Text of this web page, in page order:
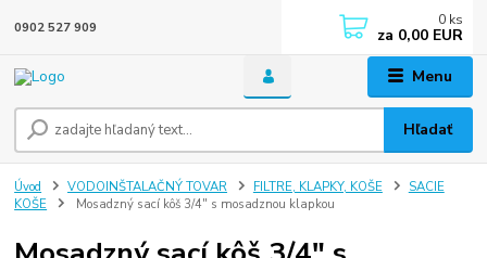
Menu
Hľadať
0902 527 909 0 ks
za 0,00 EUR
Úvod VODOINŠTALAČNÝ TOVAR FILTRE, KLAPKY, KOŠE
SACIE
KOŠE
Mosadzný sací kôš 3/4" s mosadznou klapkou